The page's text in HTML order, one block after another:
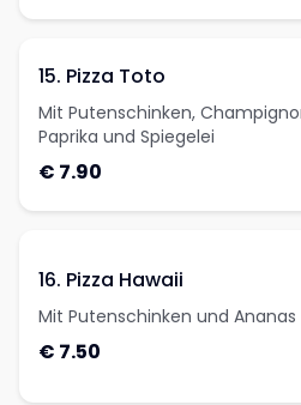
15. Pizza Toto
Mit Putenschinken,
Paprika und Spiegelei
€ 7.90
16. Pizza Hawaii
Mit Putenschinken und Ananas
€ 7.50